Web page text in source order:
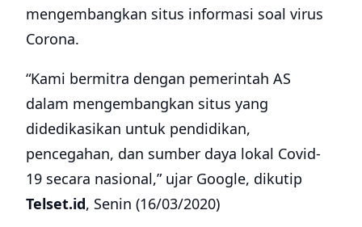
mengembangkan situs informasi soal virus
Corona.
“Kami bermitra dengan pemerintah AS
dalam mengembangkan situs yang
didedikasikan untuk pendidikan,
pencegahan, dan sumber daya lokal Covid-
19 secara nasional,” ujar Google, dikutip
Telset.id, Senin (16/03/2020)